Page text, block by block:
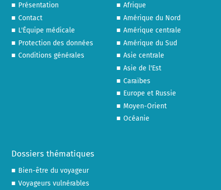
Présentation
Contact
L'Équipe médicale
Protection des données
Conditions générales
Afrique
Amérique du Nord
Amérique centrale
Amérique du Sud
Asie centrale
Asie de l'Est
Caraïbes
Europe et Russie
Moyen-Orient
Océanie
Dossiers thématiques
Bien-être du voyageur
Voyageurs vulnérables